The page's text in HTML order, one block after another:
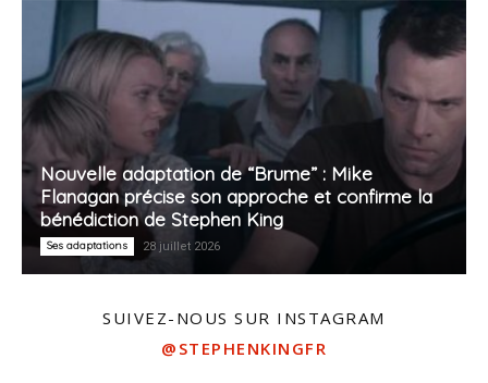
Nouvelle adaptation de “Brume” : Mike
Flanagan précise son approche et confirme la
bénédiction de Stephen King
Ses adaptations 28 juillet 2026
SUIVEZ-NOUS SUR INSTAGRAM
@STEPHENKINGFR